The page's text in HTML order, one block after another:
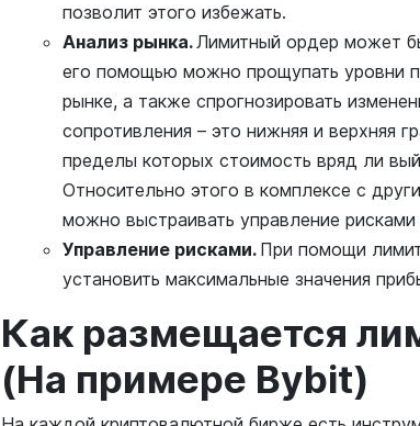
позволит этого избежать.
Анализ рынка.Лимитный ордер может
его помощью можно прощупать уровни
рынке, а также спрогнозировать
сопротивления – это нижняя и верхняя
пределы которых стоимость вряд ли
Относительно этого в комплексе с
можно выстраивать управление рисками
Управление рисками. При помощи
установить максимальные значения
Как размещается
(На примере Bybit)